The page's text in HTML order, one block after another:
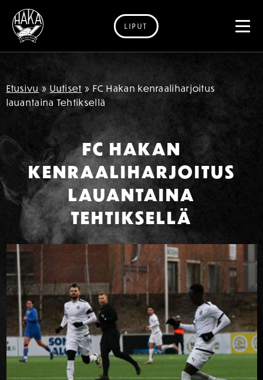
Siirry sisältöön
LIPUT
Etusivu » Uutiset » FC Hakan kenraaliharjoitus
lauantaina Tehtiksellä
FC HAKAN
KENRAALIHARJOITUS
LAUANTAINA
TEHTIKSELLÄ